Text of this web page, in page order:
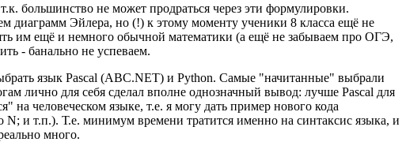
большинство не может продраться через эти формулировки.
диаграмм Эйлера, но (!) к этому моменту ученики 8 класса ещё не
им ещё и немного обычной математики (а ещё не забываем про ОГЭ,
- банально не успеваем.
язык Pascal (ABC.NET) и Python. Самые "начитанные" выбрали
лично для себя сделал вполне однозначный вывод: лучше Pascal для
человеческом языке, т.е. я могу дать пример нового кода
и т.п.). Т.е. минимум времени тратится именно на синтаксис языка, и
много.